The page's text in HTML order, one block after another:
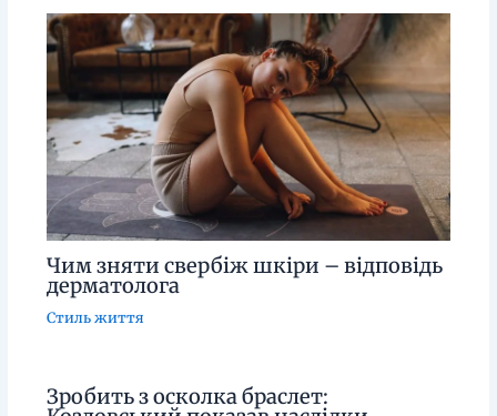
Чим зняти свербіж шкіри – відповідь
дерматолога
Стиль життя
Зробить з осколка браслет: